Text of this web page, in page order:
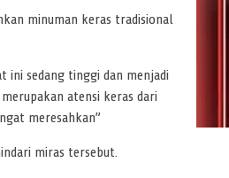
minuman keras tradisional
ini sedang tinggi dan menjadi
atensi keras dari
meresahkan”
miras tersebut.